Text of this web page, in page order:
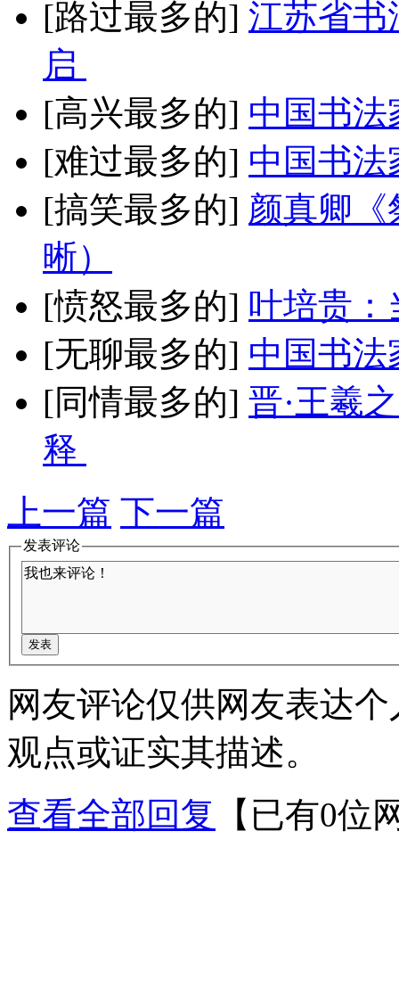
[路过最多的] 江苏省书
启
[高兴最多的] 中国书法
[难过最多的] 中国书法
[搞笑最多的] 颜真卿《
晰）
[愤怒最多的] 叶培贵：
[无聊最多的] 中国书法
[同情最多的] 晋·王羲
释
上一篇 下一篇
发表评论
网友评论仅供网友表达
观点或证实其描述。
查看全部回复
【已有0位